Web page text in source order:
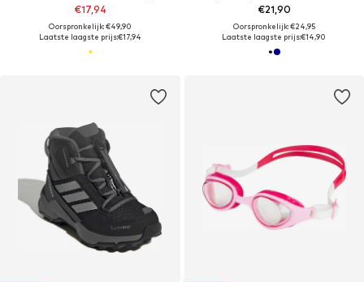
€17,94
Oorspronkelijk: €49,90
Laatste laagste prijs:€17,94
€21,90
Oorspronkelijk: €24,95
Laatste laagste prijs:€14,90